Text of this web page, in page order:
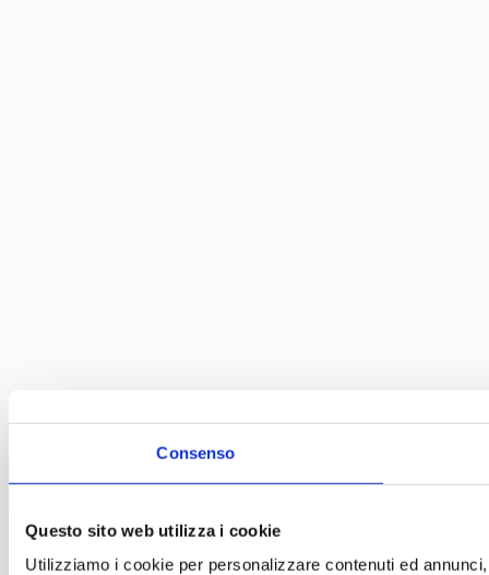
Consenso
Questo sito web utilizza i cookie
Utilizziamo i cookie per personalizzare contenuti ed